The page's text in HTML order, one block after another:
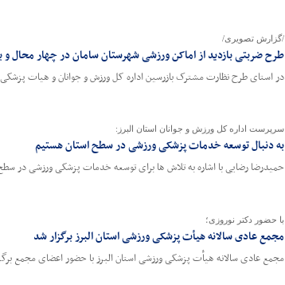
/گزارش تصویری/
طرح ضربتی بازدید از اماکن ورزشی شهرستان سامان در چهار محال و
در استای طرح نظارت مشترک بازرسین اداره کل ورزش و جوانان و هیات پزشکی
سرپرست اداره کل ورزش و جوانان استان البرز:
به دنبال توسعه خدمات پزشکی ورزشی در سطح استان هستیم
حمیدرضا رضایی با اشاره به تلاش ها برای توسعه خدمات پزشکی ورزشی در
با حضور دکتر نوروزی؛
مجمع عادی سالانه هیأت پزشکی ورزشی استان البرز برگزار شد
مجمع عادی سالانه هیأت پزشکی ورزشی استان البرز با حضور اعضای مجمع